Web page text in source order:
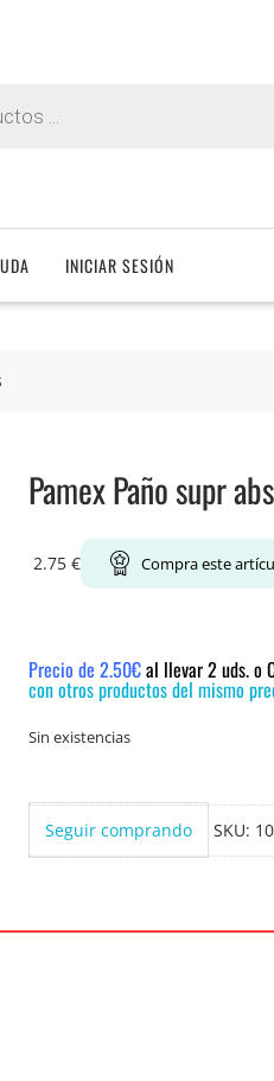
INICIAR SESIÓN
Pamex Paño supr
2.75 € Compra este
Precio de 2.50€al llevar 2 uds. o
con otros productos del mismo
Sin existencias
Seguir comprando SKU: